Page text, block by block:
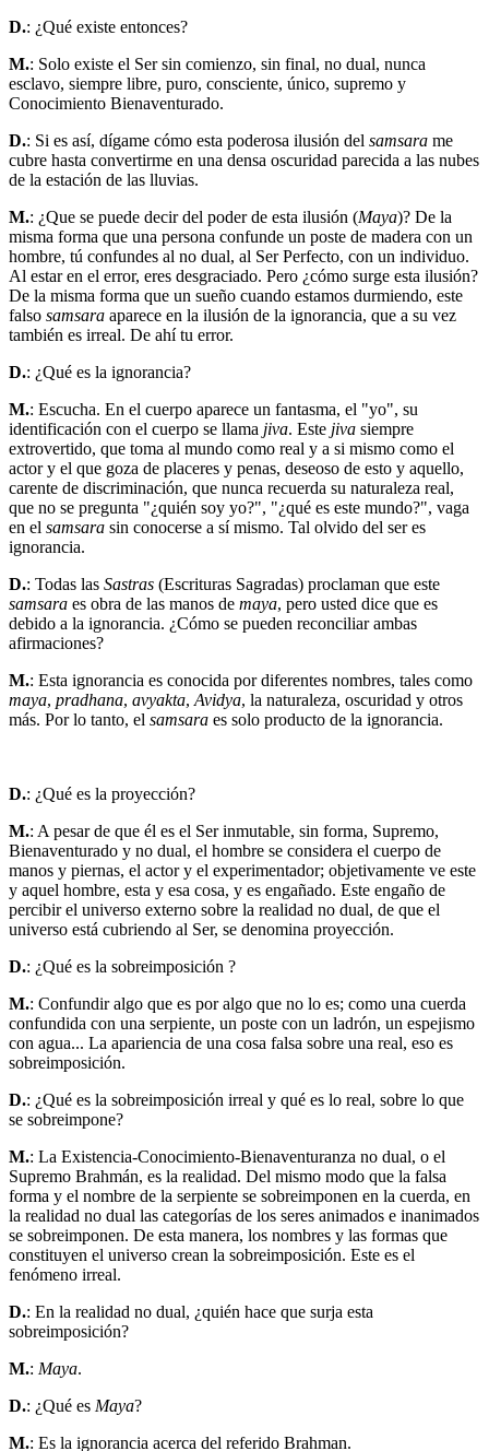
D.: ¿Qué existe entonces?
M.: Solo existe el Ser sin comienzo, sin final, no dual, nunca
esclavo, siempre libre, puro, consciente, único, supremo y
Conocimiento Bienaventurado.
D.: Si es así, dígame cómo esta poderosa ilusión del samsara me
cubre hasta convertirme en una densa oscuridad parecida a las nubes
de la estación de las lluvias.
M.: ¿Que se puede decir del poder de esta ilusión (Maya)? De la
misma forma que una persona confunde un poste de madera con un
hombre, tú confundes al no dual, al Ser Perfecto, con un individuo.
Al estar en el error, eres desgraciado. Pero ¿cómo surge esta ilusión?
De la misma forma que un sueño cuando estamos durmiendo, este
falso samsara aparece en la ilusión de la ignorancia, que a su vez
también es irreal. De ahí tu error.
D.: ¿Qué es la ignorancia?
M.: Escucha. En el cuerpo aparece un fantasma, el "yo", su
identificación con el cuerpo se llama jiva. Este jiva siempre
extrovertido, que toma al mundo como real y a si mismo como el
actor y el que goza de placeres y penas, deseoso de esto y aquello,
carente de discriminación, que nunca recuerda su naturaleza real,
que no se pregunta "¿quién soy yo?", "¿qué es este mundo?", vaga
en el samsara sin conocerse a sí mismo. Tal olvido del ser es
ignorancia.
D.: Todas las Sastras (Escrituras Sagradas) proclaman que este
samsara es obra de las manos de maya, pero usted dice que es
debido a la ignorancia. ¿Cómo se pueden reconciliar ambas
afirmaciones?
M.: Esta ignorancia es conocida por diferentes nombres, tales como
maya, pradhana, avyakta, Avidya, la naturaleza, oscuridad y otros
más. Por lo tanto, el samsara es solo producto de la ignorancia.
D.: ¿Qué es la proyección?
M.: A pesar de que él es el Ser inmutable, sin forma, Supremo,
Bienaventurado y no dual, el hombre se considera el cuerpo de
manos y piernas, el actor y el experimentador; objetivamente ve este
y aquel hombre, esta y esa cosa, y es engañado. Este engaño de
percibir el universo externo sobre la realidad no dual, de que el
universo está cubriendo al Ser, se denomina proyección.
D.: ¿Qué es la sobreimposición ?
M.: Confundir algo que es por algo que no lo es; como una cuerda
confundida con una serpiente, un poste con un ladrón, un espejismo
con agua... La apariencia de una cosa falsa sobre una real, eso es
sobreimposición.
D.: ¿Qué es la sobreimposición irreal y qué es lo real, sobre lo que
se sobreimpone?
M.: La Existencia-Conocimiento-Bienaventuranza no dual, o el
Supremo Brahmán, es la realidad. Del mismo modo que la falsa
forma y el nombre de la serpiente se sobreimponen en la cuerda, en
la realidad no dual las categorías de los seres animados e inanimados
se sobreimponen. De esta manera, los nombres y las formas que
constituyen el universo crean la sobreimposición. Este es el
fenómeno irreal.
D.: En la realidad no dual, ¿quién hace que surja esta
sobreimposición?
M.: Maya.
D.: ¿Qué es Maya?
M.: Es la ignorancia acerca del referido Brahman.